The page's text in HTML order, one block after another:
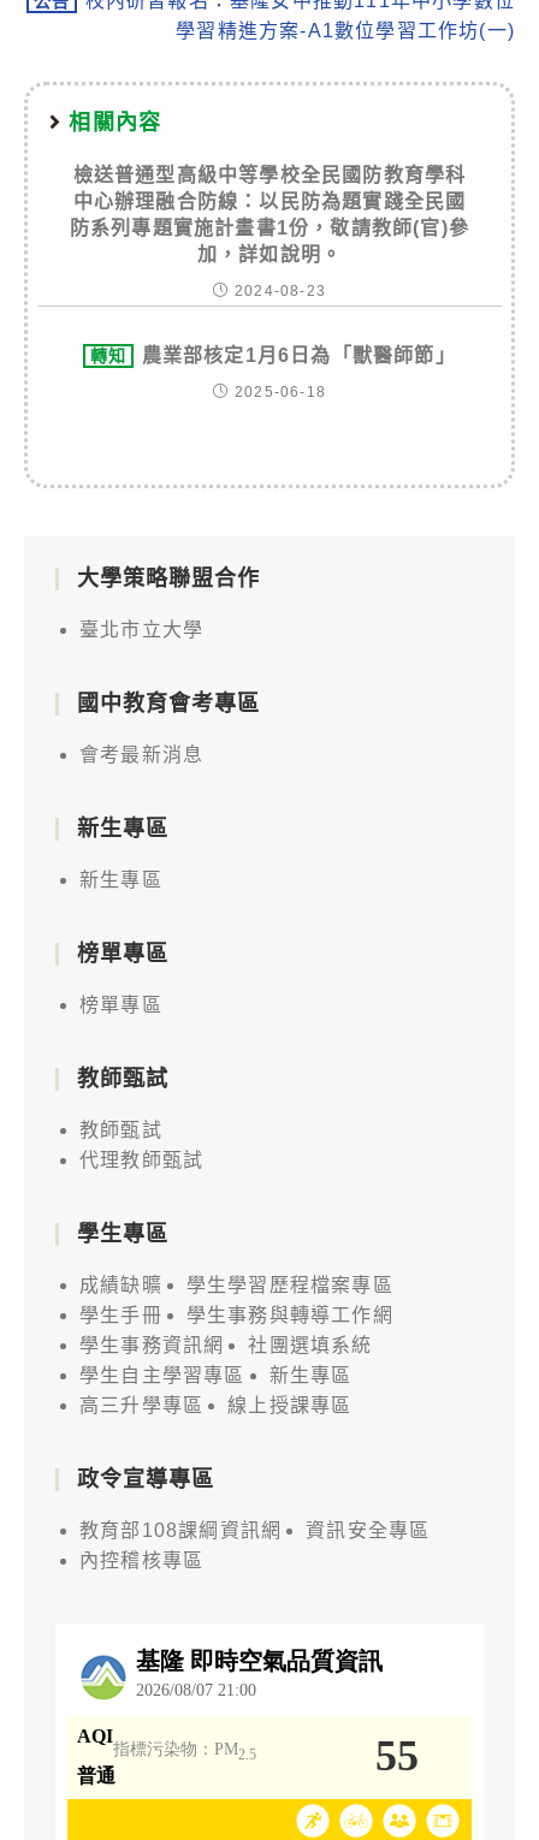
學習精進方案-A1數位學習工作坊(一)
相關內容
檢送普通型高級中等學校全民國防教育學科
中心辦理融合防線：以民防為題實踐全民國
防系列專題實施計畫書1份，敬請教師(官)參
加，詳如說明。
2024-08-23
轉知 農業部核定1月6日為「獸醫師節」
2025-06-18
大學策略聯盟合作
臺北市立大學
國中教育會考專區
會考最新消息
新生專區
新生專區
榜單專區
榜單專區
教師甄試
教師甄試
代理教師甄試
學生專區
成績缺曠
學生學習歷程檔案專區
學生手冊
學生事務與轉導工作網
學生事務資訊網
社團選填系統
學生自主學習專區
新生專區
高三升學專區
線上授課專區
政令宣導專區
教育部108課綱資訊網
資訊安全專區
內控稽核專區